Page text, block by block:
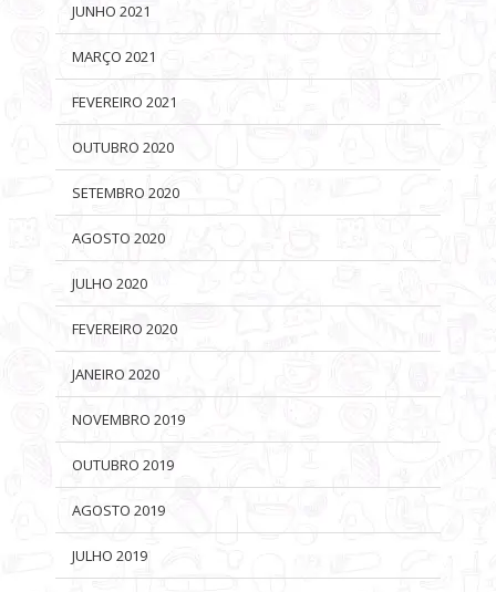
JUNHO 2021
MARÇO 2021
FEVEREIRO 2021
OUTUBRO 2020
SETEMBRO 2020
AGOSTO 2020
JULHO 2020
FEVEREIRO 2020
JANEIRO 2020
NOVEMBRO 2019
OUTUBRO 2019
AGOSTO 2019
JULHO 2019